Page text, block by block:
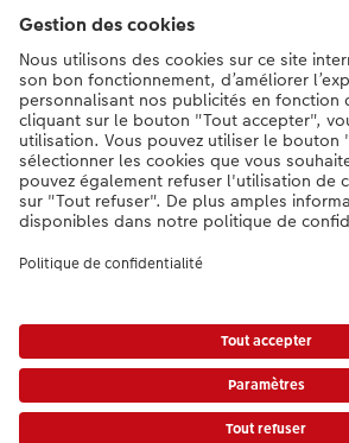
**Besoin d'aide ou d'un conseil pour créer
[Lu-Ve : 9:00 - 20:00h | Sa : 9.00 - 17:00h |
FR|NL
Liste des prix.
Conditions générales|Protection des données|